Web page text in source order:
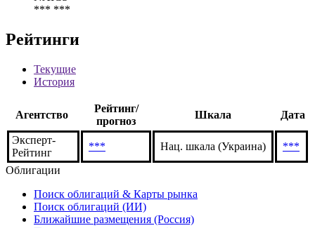
33942232
NAICS
Рейтинги
Текущие
История
Агентство Шкала Дата
Эксперт-
Рейтинг
*** Нац. шкала (Украина)
Облигации